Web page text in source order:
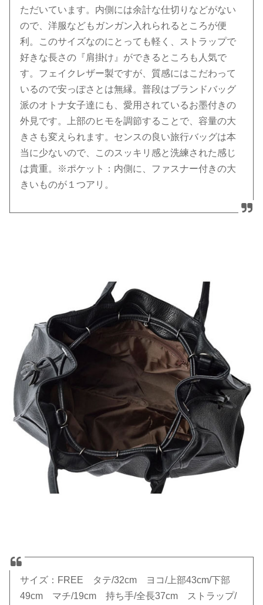
ただいています。内側には余計な仕切りなどがない
ので、洋服などもガンガン入れられるところが便
利。このサイズなのにとっても軽く、ストラップで
好きな長さの『肩掛け』ができるところも人気で
す。フェイクレザー製ですが、質感にはこだわって
いるので安っぽさとは無縁。普段はブランドバッグ
派のオトナ女子達にも、愛用されているお墨付きの
外見です。上部のヒモを調節することで、容量の大
きさも変えられます。センスの良い旅行バッグは本
当に少ないので、このスッキリ感と洗練された感じ
は貴重。※ポケット：内側に、ファスナー付きの大
きいものが１つアリ。
サイズ：FREE タテ/32cm ヨコ/上部43cm/下部
49cm マチ/19cm 持ち手/全長37cm ストラップ/